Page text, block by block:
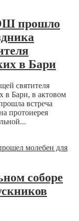
прошло
в Бари
святителя
в Бари, в актовом
встреча
протоиерея
соборе